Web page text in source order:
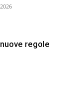
regole